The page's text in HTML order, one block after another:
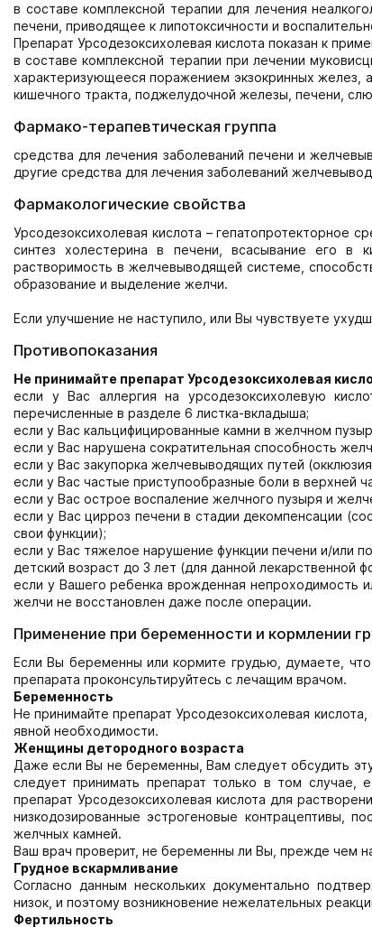
в составе комплексной терапии для лечения
печени, приводящее к липотоксичности и
Препарат Урсодезоксихолевая кислота показан к
в составе комплексной терапии при лечении
характеризующееся поражением экзокринных желез,
кишечного тракта, поджелудочной железы, печени,
Фармако-терапевтическая группа
средства для лечения заболеваний печени и
другие средства для лечения заболеваний
Фармакологические свойства
Урсодезоксихолевая кислота – гепатопротекторное
синтез холестерина в печени, всасывание его в
растворимость в желчевыводящей системе,
образование и выделение желчи.
Если улучшение не наступило, или Вы чувствуете
Противопоказания
Не принимайте препарат Урсодезоксихолевая
если у Вас аллергия на урсодезоксихолевую
перечисленные в разделе 6 листка-вкладыша;
если у Вас кальцифицированные камни в желчном
если у Вас нарушена сократительная способность
если у Вас закупорка желчевыводящих путей
если у Вас частые приступообразные боли в верхней
если у Вас острое воспаление желчного пузыря и
если у Вас цирроз печени в стадии декомпенсации
свои функции);
если у Вас тяжелое нарушение функции печени и/или
детский возраст до 3 лет (для данной лекарственной
если у Вашего ребенка врожденная непроходимость
желчи не восстановлен даже после операции.
Применение при беременности и кормлении
Если Вы беременны или кормите грудью, думаете,
препарата проконсультируйтесь с лечащим врачом.
Беременность
Не принимайте препарат Урсодезоксихолевая
явной необходимости.
Женщины детородного возраста
Даже если Вы не беременны, Вам следует обсудить
следует принимать препарат только в том случае,
препарат Урсодезоксихолевая кислота для
низкодозированные эстрогеновые контрацептивы,
желчных камней.
Ваш врач проверит, не беременны ли Вы, прежде чем
Грудное вскармливание
Согласно данным нескольких документально
низок, и поэтому возникновение нежелательных
Фертильность